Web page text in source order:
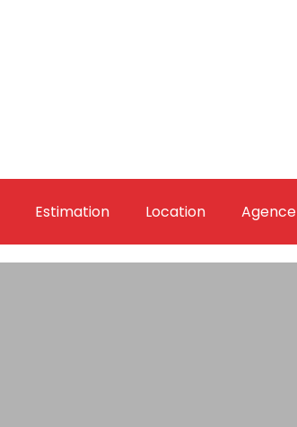
Estimation Location Agence